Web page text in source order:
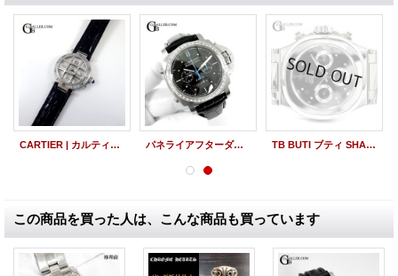
CARTIER | カルティエ パシャ グリッド レザー 中古 美品 パネライアフターダイヤ ルミノール 1950 ラトラパンテ 8デイズ チタニオ 47mm PAM00530 バゲットダイヤベゼル TB BUTI ブティ SHARK シャーク 8Pダイヤ 黒文字盤 クロノグラフ 希少 レアモデル
この商品を買った人は、こんな商品も買っています